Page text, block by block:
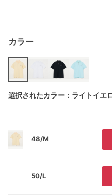
カラー
選択されたカラー：ライトイエ
48/M
50/L